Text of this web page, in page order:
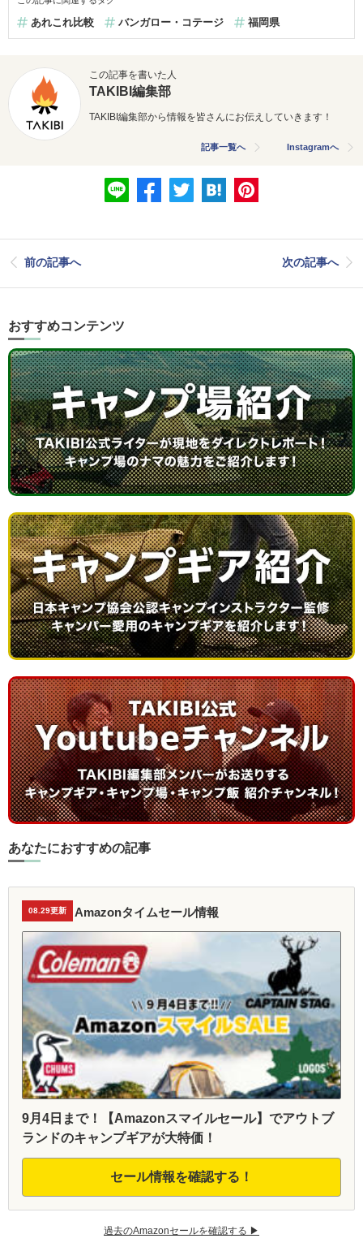
あれこれ比較 バンガロー・コテージ 福岡県
この記事を書いた人
TAKIBI編集部
TAKIBI編集部から情報を皆さんにお伝えしていきます！
記事一覧へ Instagramへ
前の記事へ 次の記事へ
おすすめコンテンツ
あなたにおすすめの記事
08.29更新 Amazonタイムセール情報
9月4日まで！【Amazonスマイルセール】でアウトブ
ランドのキャンプギアが大特価！
セール情報を確認する！
過去のAmazonセールを確認する ▶︎